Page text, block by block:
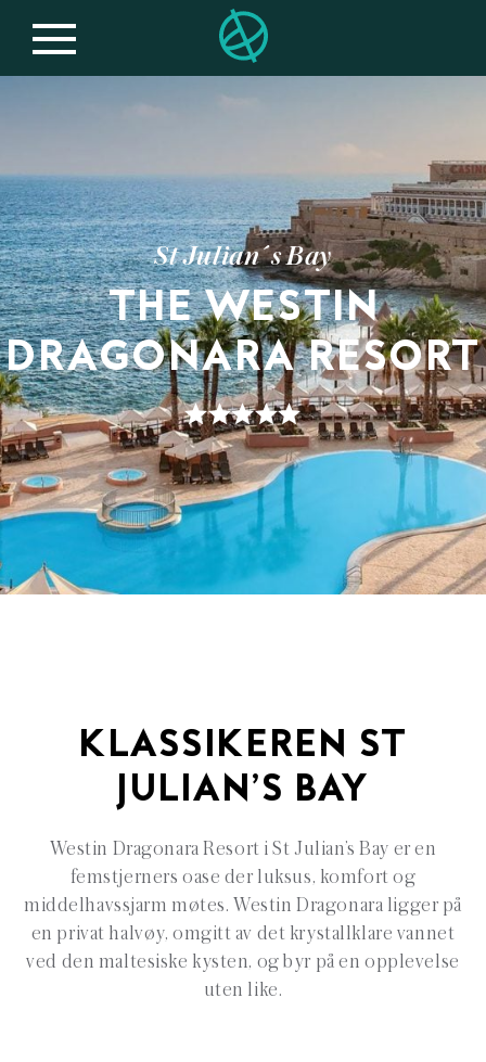
St Julian´s Bay
THE WESTIN
DRAGONARA RESORT
KLASSIKEREN ST
JULIAN’S BAY
Westin Dragonara Resort i St Julian’s Bay er en
femstjerners oase der luksus, komfort og
middelhavssjarm møtes. Westin Dragonara ligger på
en privat halvøy, omgitt av det krystallklare vannet
ved den maltesiske kysten, og byr på en opplevelse
uten like.